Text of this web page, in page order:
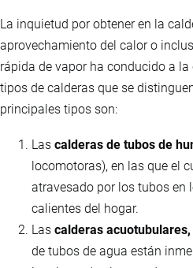
La inquietud por obtener en la
aprovechamiento del calor o
rápida de vapor ha conducido a
tipos de calderas que se
principales tipos son:
Las calderas de tubos de
locomotoras), en las que el
atravesado por los tubos en
calientes del hogar.
Las calderas acuotubulares,
de tubos de agua están